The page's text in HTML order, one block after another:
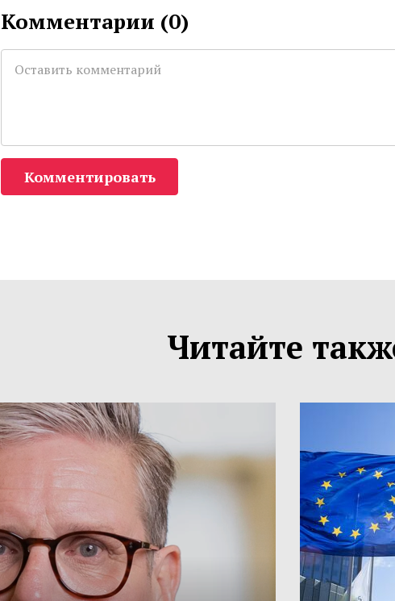
Комментарии (0)
Комментировать
Читайте